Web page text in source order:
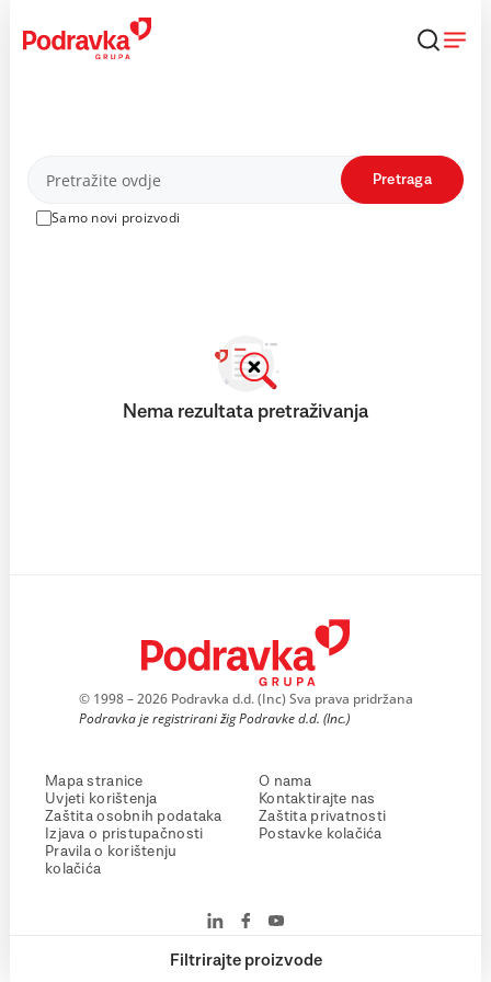
content
Proizvodi
Samo novi proizvodi
Pretraga
Filtrirajte proizvode
Nema rezultata pretraživanja
© 1998 – 2026 Podravka d.d. (Inc) Sva prava pridržana
Podravka je registrirani žig Podravke d.d. (Inc.)
Mapa stranice
Uvjeti korištenja
Zaštita osobnih podataka
Izjava o pristupačnosti
Pravila o korištenju
kolačića
O nama
Kontaktirajte nas
Zaštita privatnosti
Postavke kolačića